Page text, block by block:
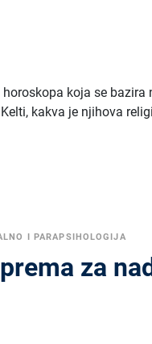
koja se bazira
kakva je njihova
I PARAPSIHOLOGIJA
za